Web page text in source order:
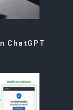
ChatGPT